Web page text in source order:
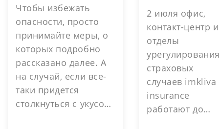
Чтобы избежать
опасности, просто
принимайте меры, о
которых подробно
рассказано далее. А
на случай, если все-
таки придется
столкнуться с укусом,
2 июля офис,
контакт-центр и
отделы
страховых
случаев imkliva
insurance
работают до